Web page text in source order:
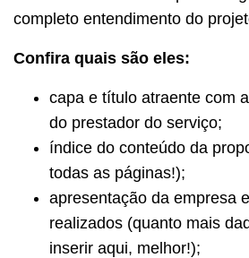
completo entendimento do
Confira quais são eles:
capa e título atraente com
do prestador do serviço;
índice do conteúdo da
todas as páginas!);
apresentação da empresa
realizados (quanto mais
inserir aqui, melhor!);